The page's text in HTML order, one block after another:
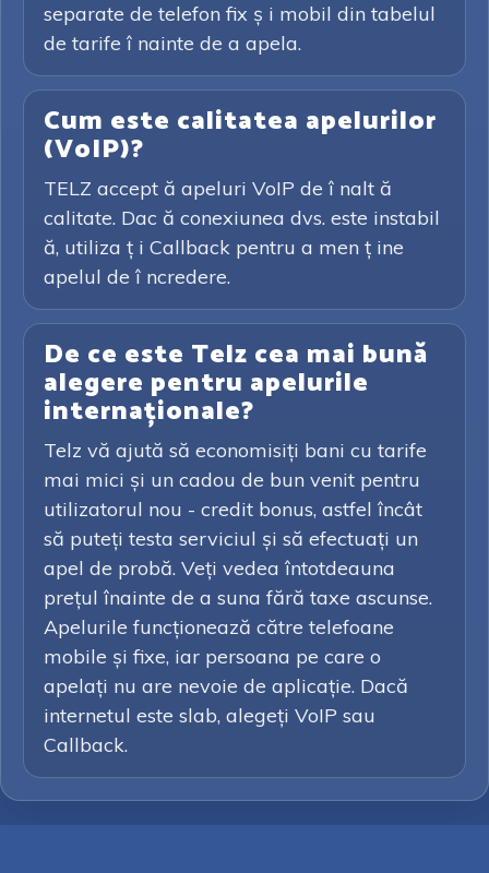
separate de telefon fix ș i mobil din tabelul
de tarife î nainte de a apela.
Cum este calitatea apelurilor
(VoIP)?
TELZ accept ă apeluri VoIP de î nalt ă
calitate. Dac ă conexiunea dvs. este instabil
ă, utiliza ț i Callback pentru a men ț ine
apelul de î ncredere.
De ce este Telz cea mai bună
alegere pentru apelurile
internaționale?
Telz vă ajută să economisiți bani cu tarife
mai mici și un cadou de bun venit pentru
utilizatorul nou - credit bonus, astfel încât
să puteți testa serviciul și să efectuați un
apel de probă. Veți vedea întotdeauna
prețul înainte de a suna fără taxe ascunse.
Apelurile funcționează către telefoane
mobile și fixe, iar persoana pe care o
apelați nu are nevoie de aplicație. Dacă
internetul este slab, alegeți VoIP sau
Callback.